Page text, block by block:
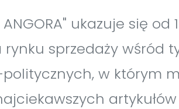
ANGORA" ukazuje się
sprzedaży wśród
politycznych, w którym